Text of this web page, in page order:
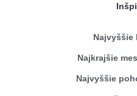
Najvyššie
Najkrajšie
Najvyššie